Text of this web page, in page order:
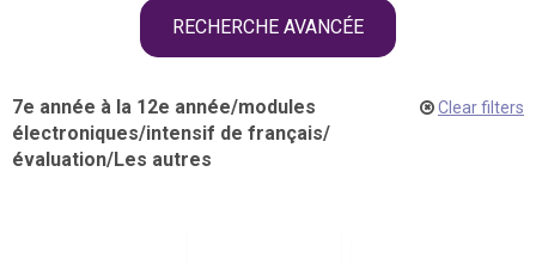
RECHERCHE AVANCÉE
7e année à la 12e année/modules
électroniques/intensif de français/
évaluation/Les autres
Clear filters